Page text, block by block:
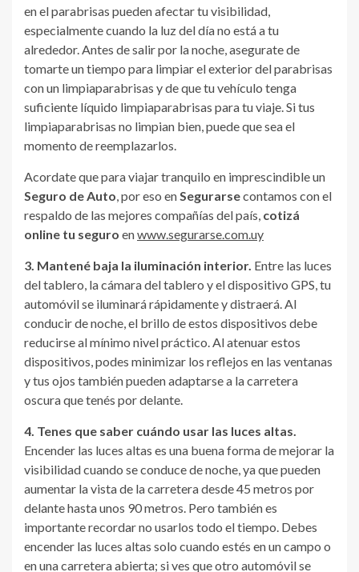
en el parabrisas pueden afectar tu visibilidad,
especialmente cuando la luz del día no está a tu
alrededor. Antes de salir por la noche, asegurate de
tomarte un tiempo para limpiar el exterior del parabrisas
con un limpiaparabrisas y de que tu vehículo tenga
suficiente líquido limpiaparabrisas para tu viaje. Si tus
limpiaparabrisas no limpian bien, puede que sea el
momento de reemplazarlos.
Acordate que para viajar tranquilo en imprescindible un
Seguro de Auto , por eso en Segurarsecontamos con el
respaldo de las mejores compañías del país, cotizá
online tu seguro enwww.segurarse.com.uy
3. Mantené baja la iluminación interior. Entre las luces
del tablero, la cámara del tablero y el dispositivo GPS, tu
automóvil se iluminará rápidamente y distraerá. Al
conducir de noche, el brillo de estos dispositivos debe
reducirse al mínimo nivel práctico. Al atenuar estos
dispositivos, podes minimizar los reflejos en las ventanas
y tus ojos también pueden adaptarse a la carretera
oscura que tenés por delante.
4. Tenes que saber cuándo usar las luces altas.
Encender las luces altas es una buena forma de mejorar la
visibilidad cuando se conduce de noche, ya que pueden
aumentar la vista de la carretera desde 45 metros por
delante hasta unos 90 metros. Pero también es
importante recordar no usarlos todo el tiempo. Debes
encender las luces altas solo cuando estés en un campo o
en una carretera abierta; si ves que otro automóvil se